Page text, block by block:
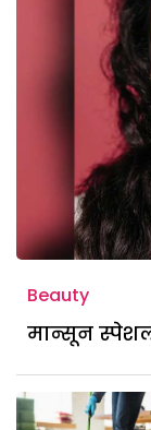
Beauty
मान्सून